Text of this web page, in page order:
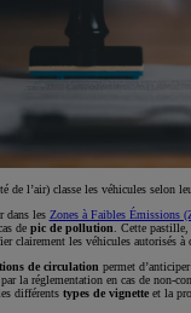
de l’air) classe les véhicules selon
dans les Zones à Faibles Émissions
de pic de pollution . Cette
clairement les véhicules autorisés à
de circulation permet
la réglementation en cas de non-
différents types de vignette et la